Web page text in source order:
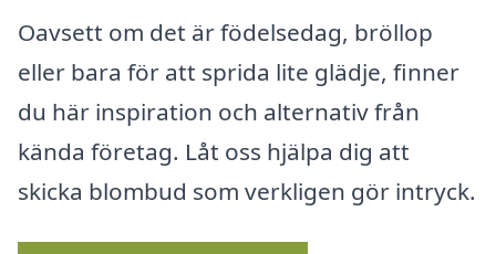
Oavsett om det är födelsedag, bröllop
eller bara för att sprida lite glädje, finner
du här inspiration och alternativ från
kända företag. Låt oss hjälpa dig att
skicka blombud som verkligen gör intryck.